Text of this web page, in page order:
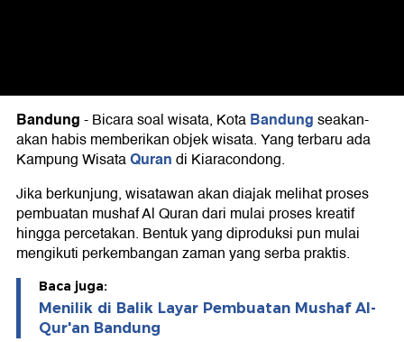
Bandung-Bicara soal wisata, KotaBandungseakan-
akan habis memberikan objek wisata. Yang terbaru ada
Kampung WisataQurandi Kiaracondong.
Jika berkunjung, wisatawan akan diajak melihat proses
pembuatan mushaf Al Quran dari mulai proses kreatif
hingga percetakan. Bentuk yang diproduksi pun mulai
mengikuti perkembangan zaman yang serba praktis.
Baca juga:
Menilik di Balik Layar Pembuatan Mushaf Al-
Qur'an Bandung